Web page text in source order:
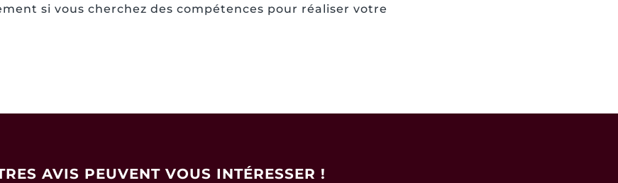
si vous cherchez des compétences pour réaliser votre
AVIS PEUVENT VOUS INTÉRESSER !